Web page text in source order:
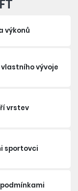
výkonů
vývoje
vrstev
sportovci